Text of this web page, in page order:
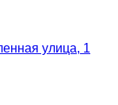
улица, 1